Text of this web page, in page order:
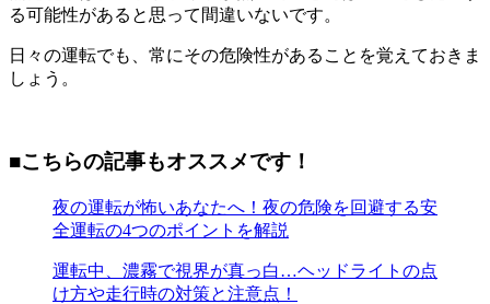
る可能性があると思って間違いないです。
日々の運転でも、常にその危険性があることを覚えておきま
しょう。
■こちらの記事もオススメです！
夜の運転が怖いあなたへ！夜の危険を回避する安
全運転の4つのポイントを解説
運転中、濃霧で視界が真っ白…ヘッドライトの点
け方や走行時の対策と注意点！